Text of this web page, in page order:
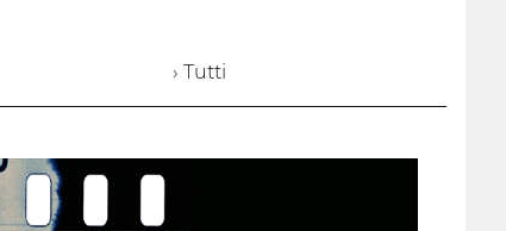
› Tutti